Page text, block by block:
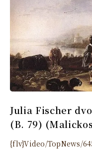
Julia Fischer
(B. 79)
{flv}Video/TopNews/